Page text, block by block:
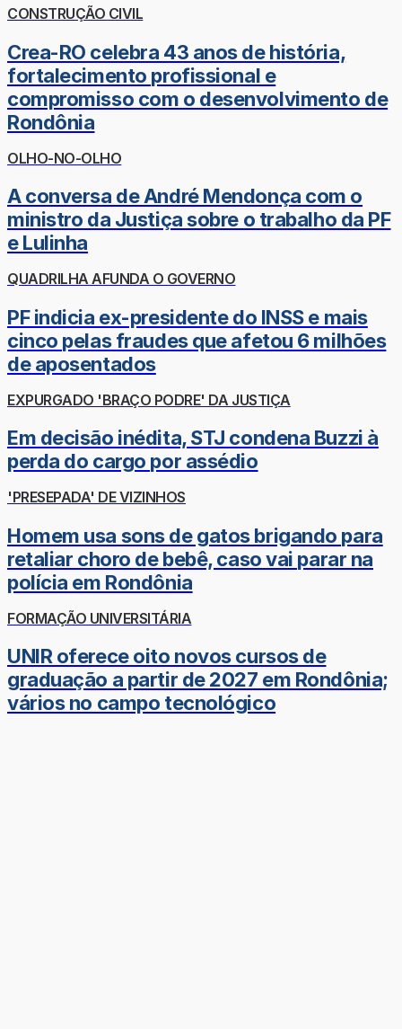
CONSTRUÇÃO CIVIL
Crea-RO celebra 43 anos de história,
fortalecimento profissional e
compromisso com o desenvolvimento de
Rondônia
OLHO-NO-OLHO
A conversa de André Mendonça com o
ministro da Justiça sobre o trabalho da PF
e Lulinha
QUADRILHA AFUNDA O GOVERNO
PF indicia ex-presidente do INSS e mais
cinco pelas fraudes que afetou 6 milhões
de aposentados
EXPURGADO 'BRAÇO PODRE' DA JUSTIÇA
Em decisão inédita, STJ condena Buzzi à
perda do cargo por assédio
'PRESEPADA' DE VIZINHOS
Homem usa sons de gatos brigando para
retaliar choro de bebê, caso vai parar na
polícia em Rondônia
FORMAÇÃO UNIVERSITÁRIA
UNIR oferece oito novos cursos de
graduação a partir de 2027 em Rondônia;
vários no campo tecnológico